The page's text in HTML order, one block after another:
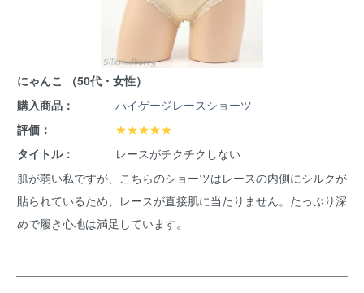
にゃんこ （50代・女性）
購入商品：
ハイゲージレースショーツ
評価：
★★★★★
タイトル：
レースがチクチクしない
肌が弱い私ですが、こちらのショーツはレースの内側にシルクが
貼られているため、レースが直接肌に当たりません。たっぷり深
めで履き心地は満足しています。